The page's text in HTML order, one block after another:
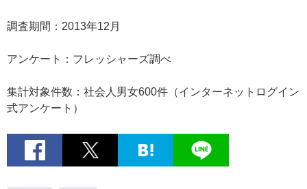
調査期間：2013年12月
アンケート：フレッシャーズ調べ
集計対象件数：社会人男女600件（インターネットログイン
式アンケート）